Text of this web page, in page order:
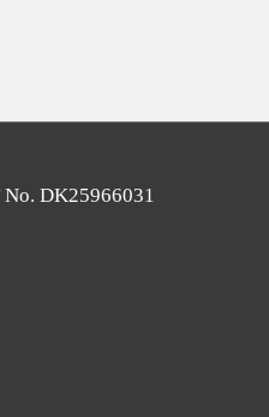
DK25966031